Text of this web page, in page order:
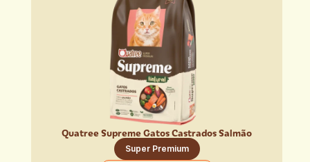
Quatree Supreme Gatos Castrados Salmão
Super Premium